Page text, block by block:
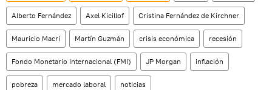
Alberto Fernández Axel Kicillof Cristina Fernández de Kirchner
Mauricio Macri Martín Guzmán crisis económica recesión
Fondo Monetario Internacional (FMI) JP Morgan inflación
pobreza mercado laboral noticias